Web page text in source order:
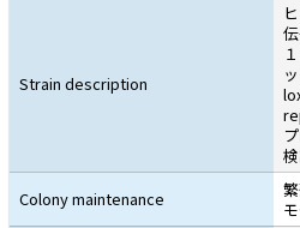
Strain description
Colony maintenance